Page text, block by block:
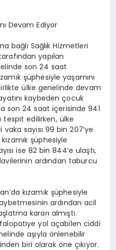
Devam Ediyor
bağlı Sağlık Hizmetleri
yapılan
son 24 saat
şüphesiyle yaşamını
ülke genelinde devam
kaybeden çocuk
son 24 saat içerisinde 941
tespit edilirken, ülke
sayısı 99 bin 207’ye
şüphesiyle
ise 82 bin 844’e ulaştı,
ardından taburcu
kızamık şüphesiyle
ardından acil
kararı almıştı.
yol açabilen ciddi
aşıyla önlenebilir
biri olarak öne çıkıyor.